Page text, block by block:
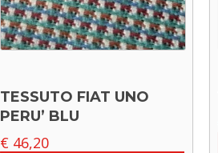
TESSUTO FIAT UNO
PERU’ BLU
€ 46,20